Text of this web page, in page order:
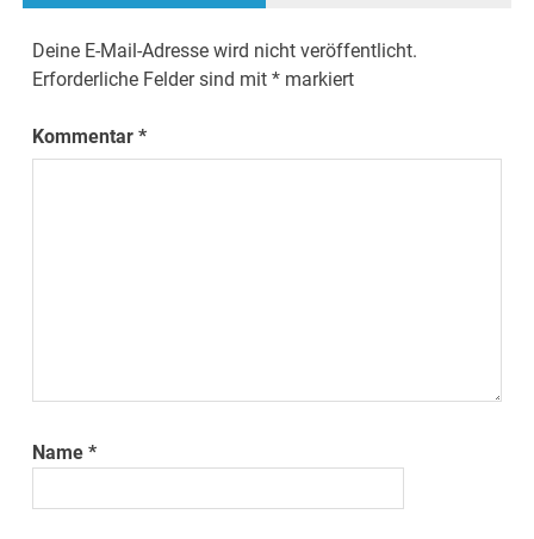
Deine E-Mail-Adresse wird nicht veröffentlicht.
Erforderliche Felder sind mit* markiert
Kommentar*
Name*